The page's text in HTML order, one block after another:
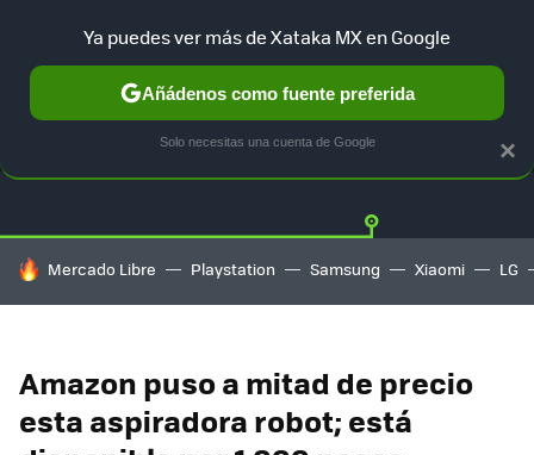
GUÍA DE COMPRAS MERCADO LIBRE
HOY SE HABLA DE
Mercado Libre Playstation Samsung Xiaomi LG
Amazon puso a mitad de precio
esta aspiradora robot; está
×
Ya puedes ver más de Xataka MX en Google
Añádenos como fuente preferida
Solo necesitas una cuenta de Google